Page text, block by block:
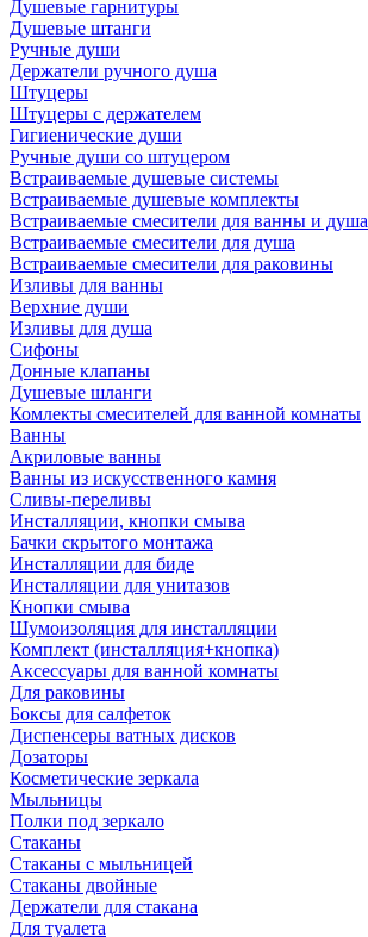
Душевые гарнитуры
Душевые штанги
Ручные души
Держатели ручного душа
Штуцеры
Штуцеры с держателем
Гигиенические души
Ручные души со штуцером
Встраиваемые душевые системы
Встраиваемые душевые комплекты
Встраиваемые смесители для ванны и душа
Встраиваемые смесители для душа
Встраиваемые смесители для раковины
Изливы для ванны
Верхние души
Изливы для душа
Сифоны
Донные клапаны
Душевые шланги
Комлекты смесителей для ванной комнаты
Ванны
Акриловые ванны
Ванны из искусственного камня
Сливы-переливы
Инсталляции, кнопки смыва
Бачки скрытого монтажа
Инсталляции для биде
Инсталляции для унитазов
Кнопки смыва
Шумоизоляция для инсталляции
Комплект (инсталляция+кнопка)
Аксессуары для ванной комнаты
Для раковины
Боксы для салфеток
Диспенсеры ватных дисков
Дозаторы
Косметические зеркала
Мыльницы
Полки под зеркало
Стаканы
Стаканы с мыльницей
Стаканы двойные
Держатели для стакана
Для туалета